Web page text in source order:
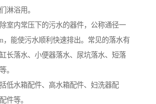
淋浴用。
室内常压下的污水的器件，公称通径一
，能使污水顺利快速排出。常见的落水有
长落水、小便器落水、尿坑落水、短落
。
低水箱配件、高水箱配件、妇洗器配
件等。